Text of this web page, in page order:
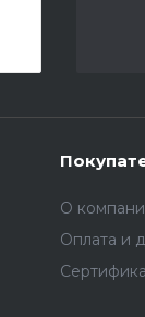
О
Оплата и